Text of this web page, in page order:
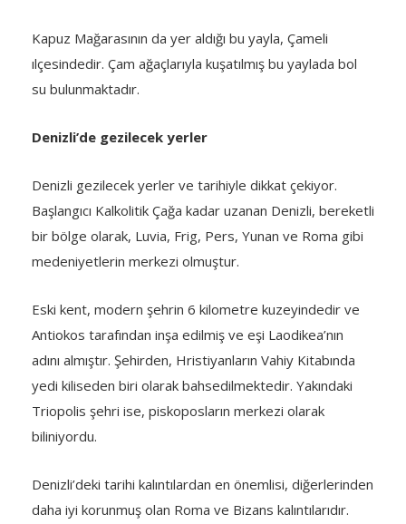
Kapuz Mağarasının da yer aldığı bu yayla, Çameli
ılçesindedir. Çam ağaçlarıyla kuşatılmış bu yaylada bol
su bulunmaktadır.
Denizli’de gezilecek yerler
Denizli gezilecek yerler ve tarihiyle dikkat çekiyor.
Başlangıcı Kalkolitik Çağa kadar uzanan Denizli, bereketli
bir bölge olarak, Luvia, Frig, Pers, Yunan ve Roma gibi
medeniyetlerin merkezi olmuştur.
Eski kent, modern şehrin 6 kilometre kuzeyindedir ve
Antiokos tarafından inşa edilmiş ve eşi Laodikea’nın
adını almıştır. Şehirden, Hristiyanların Vahiy Kitabında
yedi kiliseden biri olarak bahsedilmektedir. Yakındaki
Triopolis şehri ise, piskoposların merkezi olarak
biliniyordu.
Denizli’deki tarihi kalıntılardan en önemlisi, diğerlerinden
daha iyi korunmuş olan Roma ve Bizans kalıntılarıdır.